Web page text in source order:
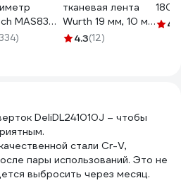
MAS830L
тканевая лента
Wurth 19 мм, 10 м
5997719615090 1
4.3(12)
180
4.7
DeliDL241010J – чтобы
стали Cr-V,
пары использований. Это не
выбросить через месяц.